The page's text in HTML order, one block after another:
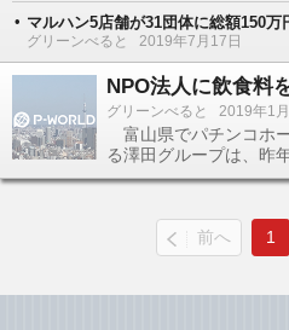
マルハン5店舗が31団体に総額150万
グリーンべると 2019年7月17日
NPO法人に飲食料
グリーンべると 2019年1
富山県でパチンコホ
る澤田グループは、昨
前へ 1